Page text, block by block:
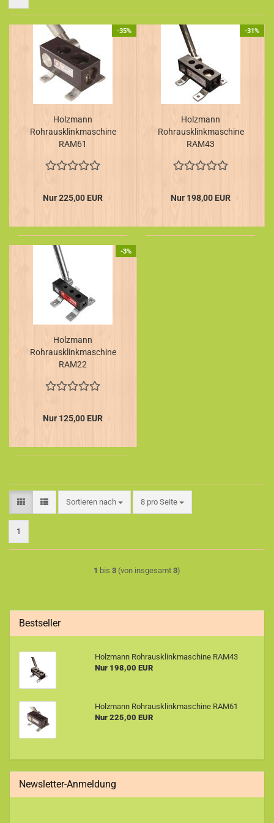
-35%
Holzmann
Rohrausklinkmaschine
RAM61
Nur 225,00 EUR
-31%
Holzmann
Rohrausklinkmaschine
RAM43
Nur 198,00 EUR
-3%
Holzmann
Rohrausklinkmaschine
RAM22
Nur 125,00 EUR
Sortieren nach
Sortieren nach 8 pro Seite
pro Seite
1
1 bis 3 (von insgesamt 3)
Bestseller
Holzmann Rohrausklinkmaschine RAM43
Nur 198,00 EUR
Holzmann Rohrausklinkmaschine RAM61
Nur 225,00 EUR
Newsletter-Anmeldung